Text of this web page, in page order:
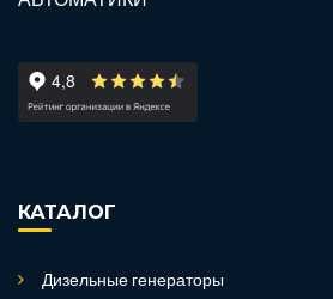
КАТАЛОГ
Дизельные генераторы